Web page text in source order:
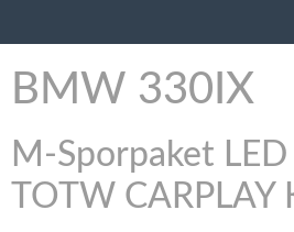
BMW 330IX
M-Sporpaket
TOTW CARPLAY